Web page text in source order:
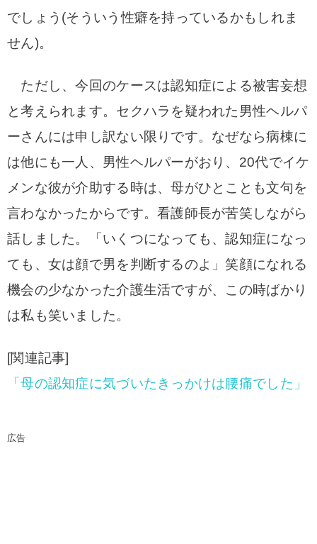
でしょう(そういう性癖を持っているかもしれま
せん)。
ただし、今回のケースは認知症による被害妄想
と考えられます。セクハラを疑われた男性ヘルパ
ーさんには申し訳ない限りです。 なぜなら病棟に
は他にも一人、男性ヘルパーがおり、20代でイケ
メンな彼が介助する時は、母がひとことも文句を
言わなかったからです。看護師長が苦笑しながら
話しました。
「いくつになっても、認知症になっ
ても、女は顔で男を判断するのよ」笑顔になれる
機会の少なかった介護生活ですが、この時ばかり
は私も笑いました。
[関連記事]
「母の認知症に気づいたきっかけは腰痛でした」
広告